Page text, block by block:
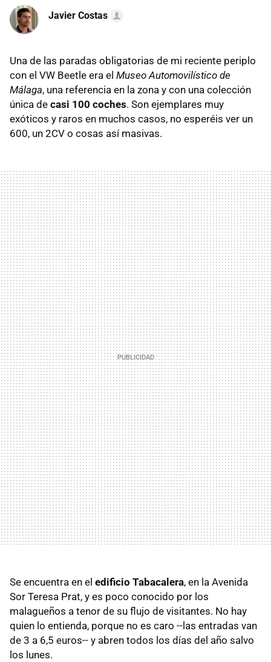
Javier Costas
Una de las paradas obligatorias de mi reciente periplo
con el VW Beetle era el Museo Automovilístico de
Málaga, una referencia en la zona y con una colección
única de casi 100 coches. Son ejemplares muy
exóticos y raros en muchos casos, no esperéis ver un
600, un 2CV o cosas así masivas.
Se encuentra en el edificio Tabacalera, en la Avenida
Sor Teresa Prat, y es poco conocido por los
malagueños a tenor de su flujo de visitantes. No hay
quien lo entienda, porque no es caro --las entradas van
de 3 a 6,5 euros-- y abren todos los días del año salvo
los lunes.